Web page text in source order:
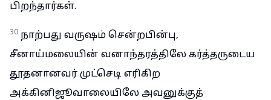
பிறந்தார்கள்.
30 நாற்பது வருஷம் சென்றபின்பு,
சீனாய்மலையின் வனாந்தரத்திலே கர்த்தருடைய
தூதனானவர் முட்செடி எரிகிற
அக்கினிஜூவாலையிலே அவனுக்குத்